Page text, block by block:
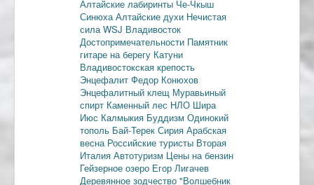
Алтайские лабиринты Че-Чкыш
СинюхаАлтайские духи Нечистая
силаWSJ Владивосток
Достопримечательности Памятник
гитаре на берегу Катуни
Владивостокская крепость
Энцефалит Федор Конюхов
Энцефалитный клещ Муравьиный
спирт Каменный лес НЛО Шира
Июс Калмыкия Буддизм Одинокий
тополь Бай-Терек Сирия Арабская
весна Российские туристы Вторая
Италия Автотуризм Цены на бензин
Гейзерное озеро Егор Лигачев
Деревянное зодчество "Волшебник